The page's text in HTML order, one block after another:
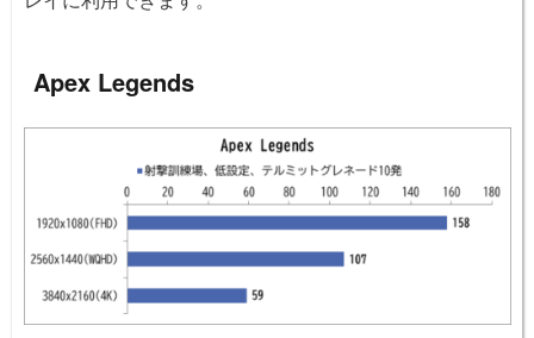
Apex Legends